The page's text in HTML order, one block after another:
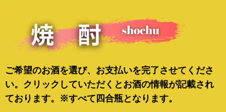
ご希望のお酒を選び、お支払いを完了させてくださ
い。クリックしていただくとお酒の情報が記載され
ております。 ※すべて四合瓶となります。